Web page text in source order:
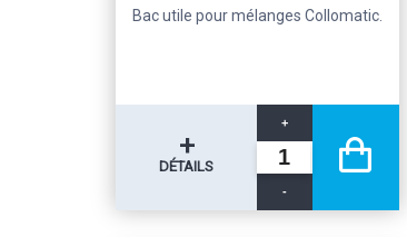
Bac utile pour mélanges Collomatic.
+
DÉTAILS
-
+